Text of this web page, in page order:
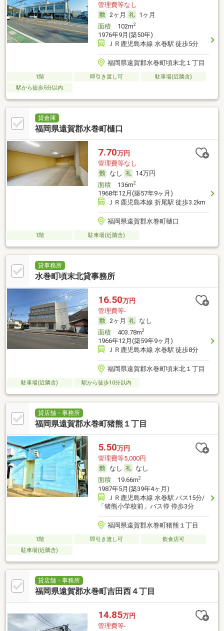
管理費等なし
2ヶ月
1ヶ月
面積102m2
1976年9月(築50年)
ＪＲ鹿児島本線 水巻駅 徒歩5分
福岡県遠賀郡水巻町頃末北１丁目
1階 即引き渡し可
駐車場(近隣含)
駅から徒歩5分以内
貸倉庫
福岡県遠賀郡水巻町樋口
7.70万円
管理費等なし
なし
14万円
面積136m2
1968年12月(築57年9ヶ月)
ＪＲ鹿児島本線 折尾駅 徒歩3.2km
福岡県遠賀郡水巻町樋口
1階 駐車場(近隣含)
貸事務所
水巻町頃末北貸事務所
16.50万円
管理費等-
2ヶ月
なし
面積403.78m2
1966年12月(築59年9ヶ月)
ＪＲ鹿児島本線 水巻駅 徒歩8分
福岡県遠賀郡水巻町頃末北１丁目
駐車場(近隣含) 駅から徒歩10分以内
貸店舗・事務所
福岡県遠賀郡水巻町猪熊１丁目
5.50万円
管理費等5,000円
なし
なし
面積19.66m2
1987年5月(築39年4ヶ月)
ＪＲ鹿児島本線 水巻駅 バス15分/
「猪熊小学校前」バス停 停歩3分
福岡県遠賀郡水巻町猪熊１丁目
1階 即引き渡し可
飲食店可
駐車場(近隣含)
貸店舗・事務所
福岡県遠賀郡水巻町吉田西４丁目
14.85万円
管理費等-